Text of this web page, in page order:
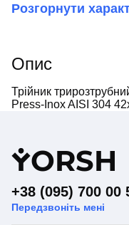
Розгорнути
Опис
Трійник
Press-Inox AISI 304
YORSH
+38 (095) 700 00
Передзвоніть мені